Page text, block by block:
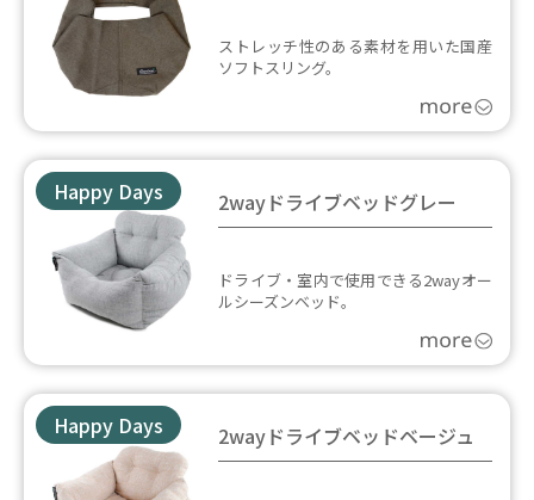
ストレッチ性のある素材を用いた国産
ソフトスリング。
Happy Days 2wayドライブベッドグレー
ドライブ・室内で使用できる2wayオー
ルシーズンベッド。
Happy Days 2wayドライブベッドベージュ